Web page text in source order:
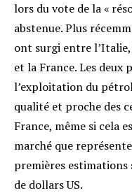
lors du vote de la «
abstenue. Plus
ont surgi entre l’Italie,
et la France. Les
l’exploitation du
qualité et proche des
France, même si cela
marché que
premières estimations
de dollars US.